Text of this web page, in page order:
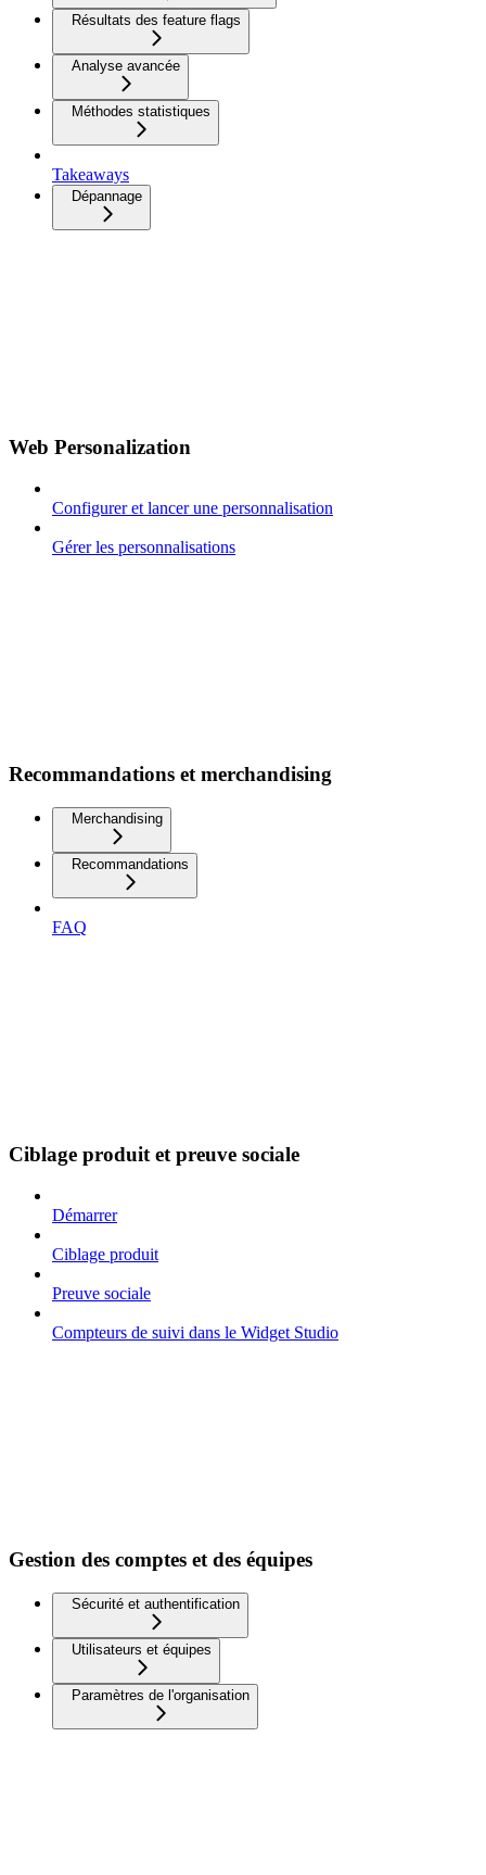
Résultats des feature flags
Analyse avancée
Méthodes statistiques
Takeaways
Dépannage
Web Personalization
Configurer et lancer une personnalisation
Gérer les personnalisations
Recommandations et merchandising
Merchandising
Recommandations
FAQ
Ciblage produit et preuve sociale
Démarrer
Ciblage produit
Preuve sociale
Compteurs de suivi dans le Widget Studio
Gestion des comptes et des équipes
Sécurité et authentification
Utilisateurs et équipes
Paramètres de l'organisation